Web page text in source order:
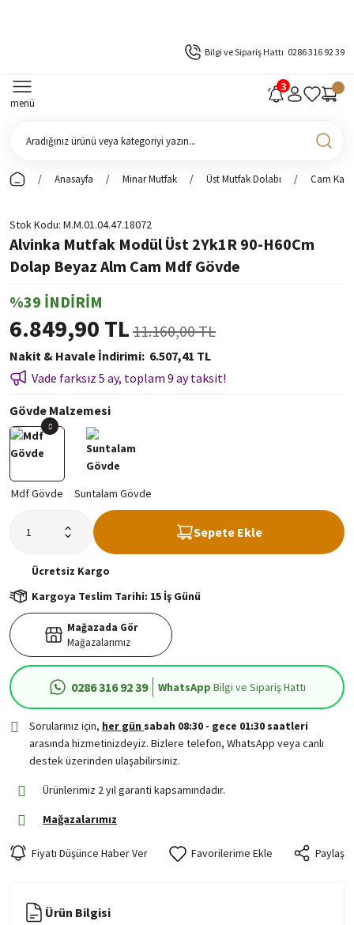
Bilgi ve Sipariş Hattı 0286 316 92 39
menü
Anasayfa Minar Mutfak Üst Mutfak Dolabı Cam
Stok Kodu M.M.01.04.47.18072
Alvinka Mutfak Modül Üst 2Yk1R 90-H60Cm
Dolap Beyaz Alm Cam Mdf Gövde
%39 İNDİRİM
6.849,90 TL 11.160,00 TL
Nakit & Havale İndirimi 6.507,41 TL
Vade farksız 5 ay, toplam 9 ay taksit!
Gövde Malzemesi
Sepete Ekle
Ücretsiz Kargo
Kargoya Teslim Tarihi: 15 İş Günü
Mağazada Gör
Mağazalarımız
0286 316 92 39 WhatsApp Bilgi ve Sipariş Hattı
Sorularınız için, her gün sabah 08:30 - gece 01:30 saatleri
arasında hizmetinizdeyiz. Bizlere telefon, WhatsApp veya canlı
destek üzerinden ulaşabilirsiniz.
Ürünlerimiz 2 yıl garanti kapsamındadır.
Mağazalarımız
Fiyatı Düşünce Haber Ver Paylaş
Ürün Bilgisi